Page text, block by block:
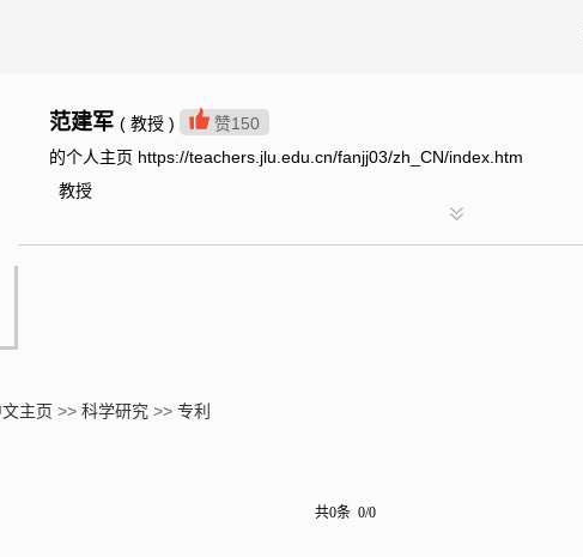
范建军 ( 教授 ) 赞150
的个人主页 https://teachers.jlu.edu.cn/fanjj03/zh_CN/index.htm
教授
主页 >> 科学研究 >> 专利
共0条 0/0